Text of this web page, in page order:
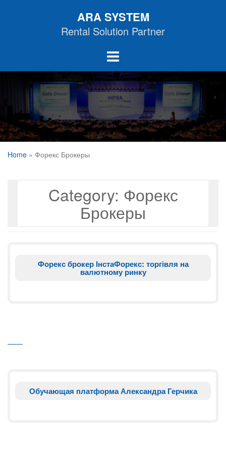
ARA SYSTEM
Rental Solution Partner
Home » Форекс Брокеры
Category: Форекс
Брокеры
Форекс брокер ІнстаФорекс: торгівля на
валютному ринку
Обучающая платформа Александра Герчика